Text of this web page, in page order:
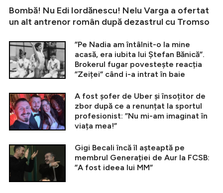
Bombă! Nu Edi Iordănescu! Nelu Varga a ofertat
un alt antrenor român după dezastrul cu Tromso
”Pe Nadia am întâlnit-o la mine
acasă, era iubita lui Ștefan Bănică”.
Brokerul fugar povestește reacția
”Zeiței” când i-a intrat în baie
A fost șofer de Uber și însoțitor de
zbor după ce a renunțat la sportul
profesionist: ”Nu mi-am imaginat în
viața mea!”
Gigi Becali încă îl așteaptă pe
membrul Generației de Aur la FCSB:
”A fost ideea lui MM”